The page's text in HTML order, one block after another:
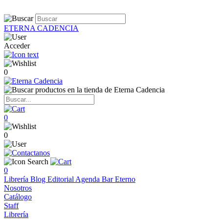
ETERNA CADENCIA
Acceder
0
0
0
0
Librería Blog Editorial Agenda Bar Eterno
Nosotros
Catálogo
Staff
Librería